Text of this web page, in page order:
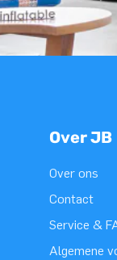
Over JB
Over ons
Contact
Service &
Algemene